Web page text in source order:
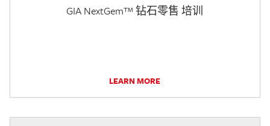
GIA NextGem™ 钻石零售 培训
LEARN MORE